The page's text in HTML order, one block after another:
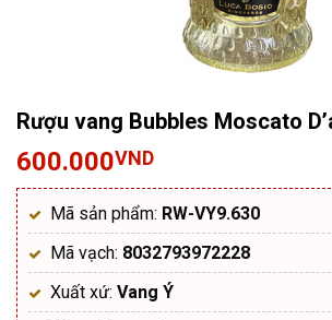
Rượu vang Bubbles Moscato
600.000VND
Mã sản phẩm: RW-VY9.630
Mã vạch: 8032793972228
Xuất xứ: Vang Ý